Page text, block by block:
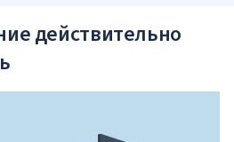
действительно